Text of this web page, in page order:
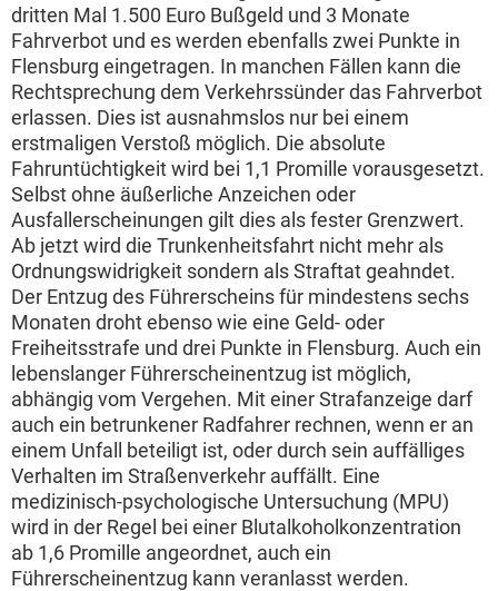
dritten Mal 1.500 Euro Bußgeld und 3 Monate
Fahrverbot und es werden ebenfalls zwei Punkte in
Flensburg eingetragen. In manchen Fällen kann die
Rechtsprechung dem Verkehrssünder das Fahrverbot
erlassen. Dies ist ausnahmslos nur bei einem
erstmaligen Verstoß möglich. Die absolute
Fahruntüchtigkeit wird bei 1,1 Promille vorausgesetzt.
Selbst ohne äußerliche Anzeichen oder
Ausfallerscheinungen gilt dies als fester Grenzwert.
Ab jetzt wird die Trunkenheitsfahrt nicht mehr als
Ordnungswidrigkeit sondern als Straftat geahndet.
Der Entzug des Führerscheins für mindestens sechs
Monaten droht ebenso wie eine Geld- oder
Freiheitsstrafe und drei Punkte in Flensburg. Auch ein
lebenslanger Führerscheinentzug ist möglich,
abhängig vom Vergehen. Mit einer Strafanzeige darf
auch ein betrunkener Radfahrer rechnen, wenn er an
einem Unfall beteiligt ist, oder durch sein auffälliges
Verhalten im Straßenverkehr auffällt. Eine
medizinisch-psychologische Untersuchung (MPU)
wird in der Regel bei einer Blutalkoholkonzentration
ab 1,6 Promille angeordnet, auch ein
Führerscheinentzug kann veranlasst werden.